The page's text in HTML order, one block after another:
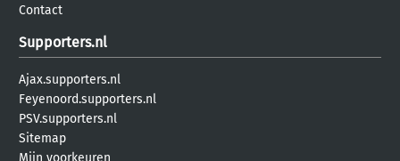
Contact
Supporters.nl
Ajax.supporters.nl
Feyenoord.supporters.nl
PSV.supporters.nl
Sitemap
Mijn voorkeuren